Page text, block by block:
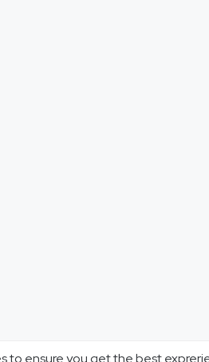
to ensure you get the best